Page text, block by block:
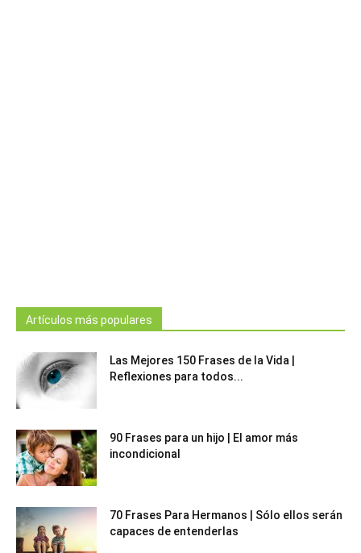
Artículos más populares
Las Mejores 150 Frases de la Vida |
Reflexiones para todos...
90 Frases para un hijo | El amor más
incondicional
70 Frases Para Hermanos | Sólo ellos serán
capaces de entenderlas